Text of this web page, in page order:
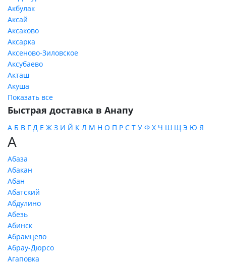
Акбулак
Аксай
Аксаково
Аксарка
Аксеново-Зиловское
Аксубаево
Акташ
Акуша
Показать все
Быстрая доставка в Анапу
А Б В Г Д Е Ж З И Й К Л М Н О П Р С Т У Ф Х Ч Ш Щ Э Ю Я
А
Абаза
Абакан
Абан
Абатский
Абдулино
Абезь
Абинск
Абрамцево
Абрау-Дюрсо
Агаповка